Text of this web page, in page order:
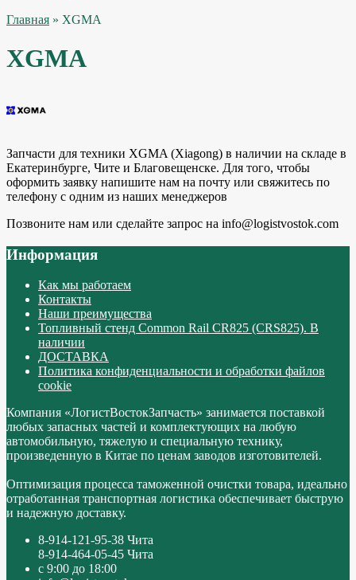
Главная » XGMA
XGMA
Запчасти для техники XGMA (Xiagong) в наличии на складе в
Екатеринбурге, Чите и Благовещенске. Для того, чтобы
оформить заявку напишите нам на почту или свяжитесь по
телефону с одним из наших менеджеров
Позвоните нам или сделайте запрос на info@logistvostok.com
Информация
Как мы работаем
Контакты
Наши преимущества
Топливный стенд Common Rail CR825 (CRS825). В
наличии
ДОСТАВКА
Политика конфиденциальности и обработки файлов
cookie
Компания «ЛогистВостокЗапчасть» занимается поставкой
любых запасных частей и комплектующих на любую
автомобильную, тяжелую и специальную технику,
произведенную в Китае по ценам заводов изготовителей.
Оптимизация процесса таможенной очистки товара, идеально
отработанная транспортная логистика обеспечивает быструю
и надежную доставку.
8-914-121-95-38 Чита
8-914-464-05-45 Чита
с 9:00 до 18:00